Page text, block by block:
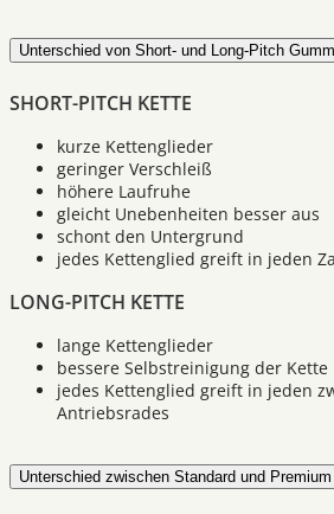
Unterschied von Short- und Long-Pitch
SHORT-PITCH KETTE
kurze Kettenglieder
geringer Verschleiß
höhere Laufruhe
gleicht Unebenheiten besser aus
schont den Untergrund
jedes Kettenglied greift in jeden
LONG-PITCH KETTE
lange Kettenglieder
bessere Selbstreinigung der Kette
jedes Kettenglied greift in jeden
Antriebsrades
Unterschied zwischen Standard und